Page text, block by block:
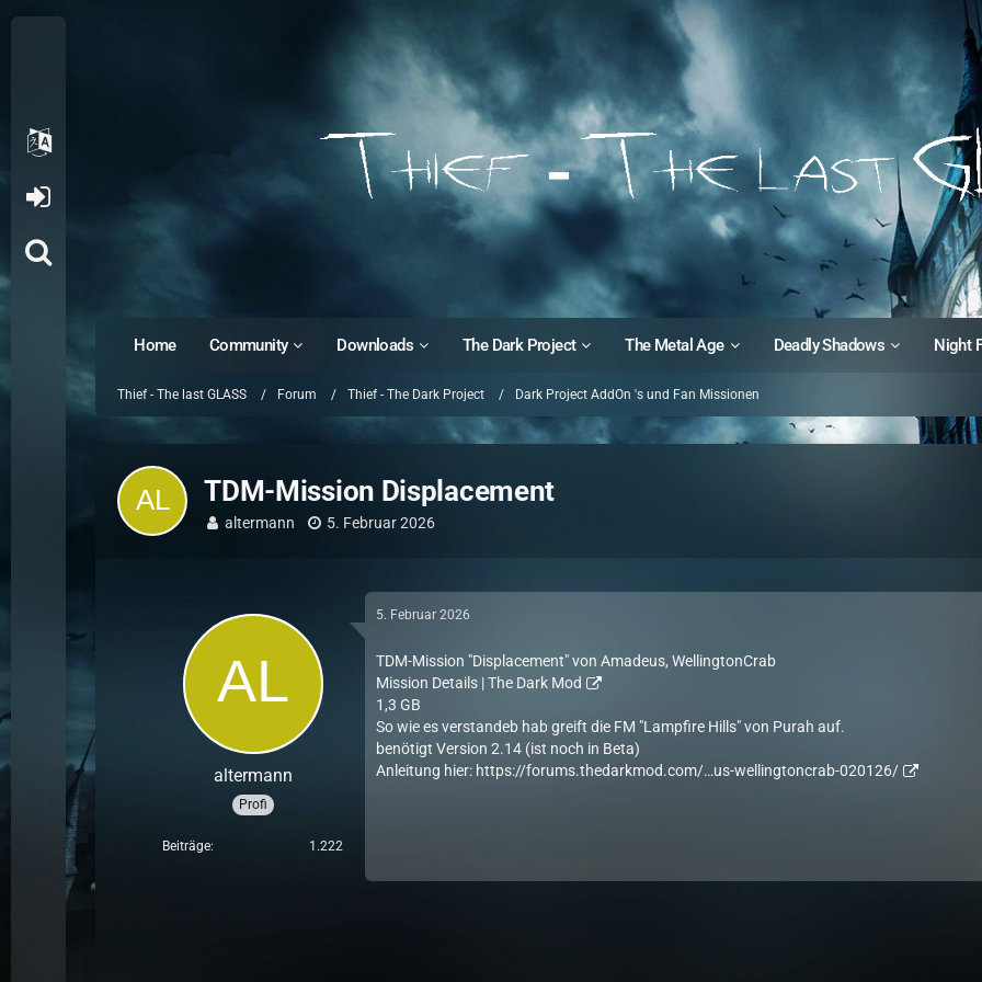
Home Community Downloads The Dark Project The Metal Age Deadly Shadows Night
Thief - The last GLASS Forum Thief - The Dark Project Dark Project AddOn 's und Fan Missionen
TDM-Mission Displacement
altermann 5. Februar 2026
altermann
Profi
Beiträge 1.222
5. Februar 2026
TDM-Mission "Displacement" von Amadeus, WellingtonCrab
Mission Details | The Dark Mod
1,3 GB
So wie es verstandeb hab greift die FM "Lampfire Hills" von Purah auf.
benötigt Version 2.14 (ist noch in Beta)
Anleitung hier: https://forums.thedarkmod.com/…us-wellingtoncrab-020126/